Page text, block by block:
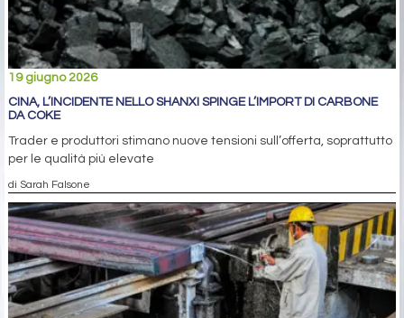
19 giugno 2026
CINA, L’INCIDENTE NELLO SHANXI SPINGE L’IMPORT DI CARBONE
DA COKE
Trader e produttori stimano nuove tensioni sull’offerta, soprattutto
per le qualità più elevate
di Sarah Falsone